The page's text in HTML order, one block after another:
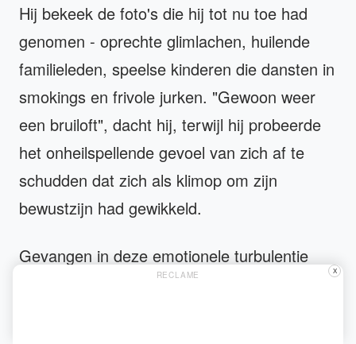
Hij bekeek de foto's die hij tot nu toe had
genomen - oprechte glimlachen, huilende
familieleden, speelse kinderen die dansten in
smokings en frivole jurken. "Gewoon weer
een bruiloft", dacht hij, terwijl hij probeerde
het onheilspellende gevoel van zich af te
schudden dat zich als klimop om zijn
bewustzijn had gewikkeld.
Gevangen in deze emotionele turbulentie
merkte hij nauwelijks dat Anna op hem
RECLAME X